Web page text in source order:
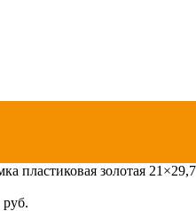
пластиковая золотая
руб.